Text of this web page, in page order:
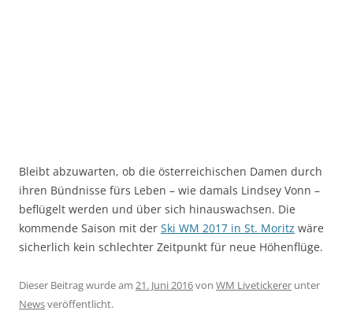
Bleibt abzuwarten, ob die österreichischen Damen durch
ihren Bündnisse fürs Leben – wie damals Lindsey Vonn –
beflügelt werden und über sich hinauswachsen. Die
kommende Saison mit der Ski WM 2017 in St. Moritz wäre
sicherlich kein schlechter Zeitpunkt für neue Höhenflüge.
Dieser Beitrag wurde am 21. Juni 2016von WM Livetickerer unter
Newsveröffentlicht.